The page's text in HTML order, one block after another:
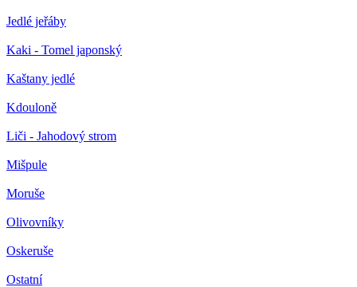
Jedlé jeřáby
Kaki - Tomel japonský
Kaštany jedlé
Kdouloně
Liči - Jahodový strom
Mišpule
Moruše
Olivovníky
Oskeruše
Ostatní